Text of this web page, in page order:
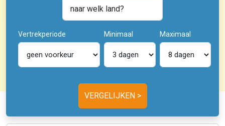
naar welk land?
Vertrekperiode Minimaal Maximaal